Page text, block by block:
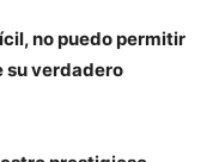
no puedo permitir
su verdadero